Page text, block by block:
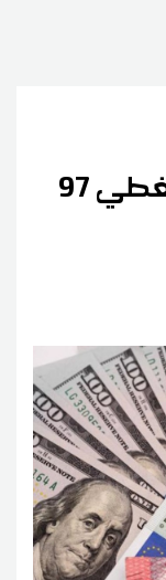
احتياطي النقد الأجنبي يغطي 97